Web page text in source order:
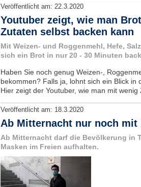
Veröffentlicht am: 22.3.2020
Youtuber zeigt, wie man
Zutaten selbst backen kann
Mit Weizen- und Roggenmehl, Hefe,
sich ein Brot in nur 20 - 30 Minuten
Haben Sie noch genug Weizen-,
bekommen? Falls ja, lohnt sich ein Blick in
Hier zeigt der Youtuber, wie man mit wenig
Veröffentlicht am: 18.3.2020
Ab Mitternacht nur noch mit
Ab Mitternacht darf die Bevölkerung in
Masken im Freien aufhalten.